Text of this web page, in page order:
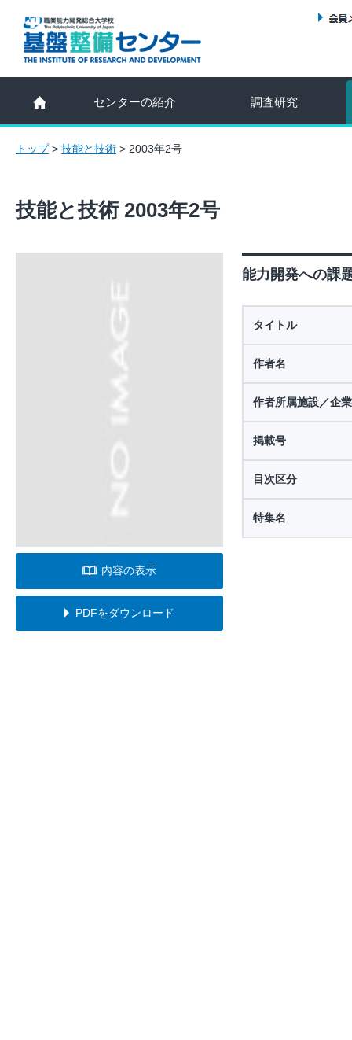
センターの紹介 調査研究
トップ> 技能と技術 > 2003年2号
技能と技術 2003年2号
内容の表示
PDFをダウンロード
能力開発への課
タイトル
作者名
作者所属施設／企業
掲載号
目次区分
特集名